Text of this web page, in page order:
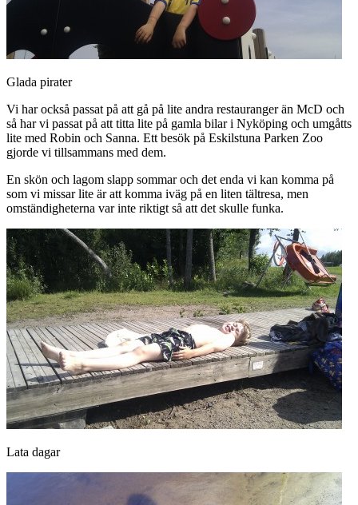
Glada pirater
Vi har också passat på att gå på lite andra restauranger än McD och
så har vi passat på att titta lite på gamla bilar i Nyköping och umgåtts
lite med Robin och Sanna. Ett besök på Eskilstuna Parken Zoo
gjorde vi tillsammans med dem.
En skön och lagom slapp sommar och det enda vi kan komma på
som vi missar lite är att komma iväg på en liten tältresa, men
omständigheterna var inte riktigt så att det skulle funka.
Lata dagar